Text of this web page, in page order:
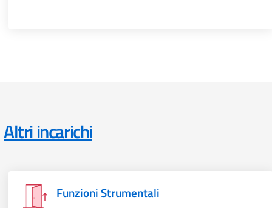
Altri incarichi
Funzioni Strumentali